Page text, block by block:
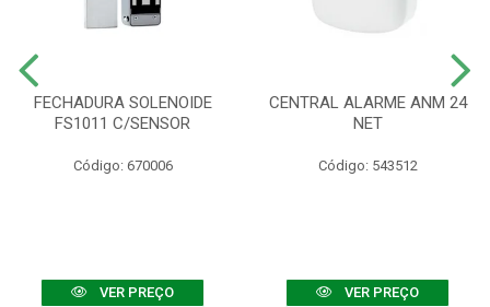
FECHADURA SOLENOIDE
FS1011 C/SENSOR
Código: 670006
VER PREÇO
CENTRAL ALARME ANM 24
NET
Código: 543512
VER PREÇO